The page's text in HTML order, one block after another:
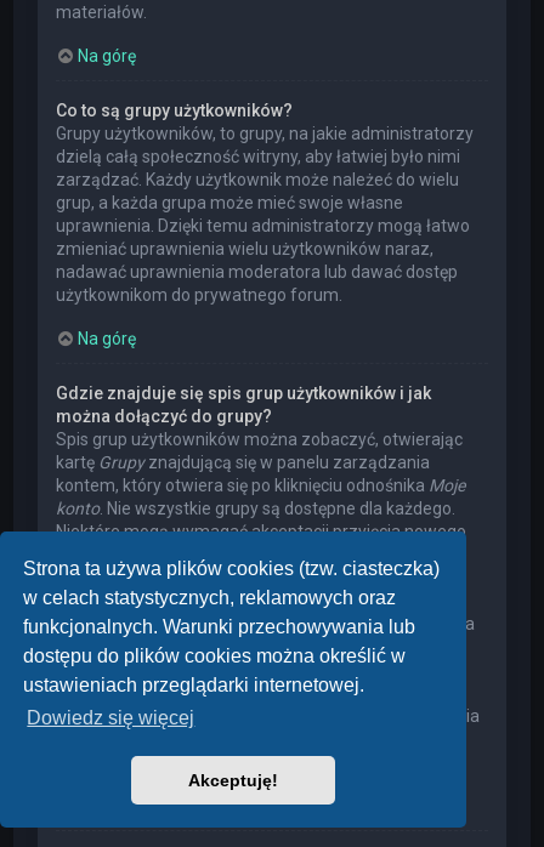
Strona ta używa plików cookies (tzw. ciasteczka)
w celach statystycznych, reklamowych oraz
funkcjonalnych. Warunki przechowywania lub
dostępu do plików cookies można określić w
ustawieniach przeglądarki internetowej.
Dowiedz się więcej
Akceptuję!
materiałów.
Na górę
Co to są grupy użytkowników?
Grupy użytkowników, to grupy, na jakie administratorzy
dzielą całą społeczność witryny, aby łatwiej było nimi
zarządzać. Każdy użytkownik może należeć do wielu
grup, a każda grupa może mieć swoje własne
uprawnienia. Dzięki temu administratorzy mogą łatwo
zmieniać uprawnienia wielu użytkowników naraz,
nadawać uprawnienia moderatora lub dawać dostęp
użytkownikom do prywatnego forum.
Na górę
Gdzie znajduje się spis grup użytkowników i jak
można dołączyć do grupy?
Spis grup użytkowników można zobaczyć, otwierając
kartę Grupyznajdującą się w panelu zarządzania
kontem, który otwiera się po kliknięciu odnośnika Moje
konto. Nie wszystkie grupy są dostępne dla każdego.
Niektóre mogą wymagać akceptacji przyjęcia nowego
mogą mieć ukrytych członków. Użytkownik może
poprosić o przyjęcie do danej grupy, naciskając
odpowiedni przycisk. Prośba o przyjęcie do grupy, która
wymaga akceptacji przyjęcia nowego członka, musi
zostać zaakceptowana przez lidera grupy. Może on
poprosić użytkownika o podanie wyjaśnień, dlaczego
chce on dołączyć do tej grupy. W przypadku otrzymania
pytaniami – widocznie miał on swoje powody.
Na górę